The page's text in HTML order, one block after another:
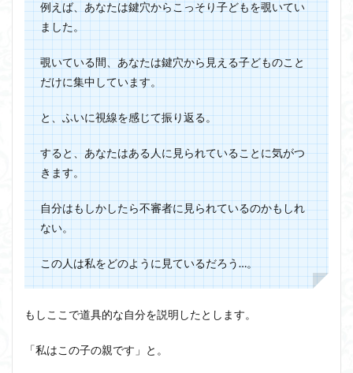
例えば、あなたは鍵穴からこっそり子どもを覗いてい
ました。
覗いている間、あなたは鍵穴から見える子どものこと
だけに集中しています。
と、ふいに視線を感じて振り返る。
すると、あなたはある人に見られていることに気がつ
きます。
自分はもしかしたら不審者に見られているのかもしれ
ない。
この人は私をどのように見ているだろう…。
もしここで道具的な自分を説明したとします。
「私はこの子の親です」と。